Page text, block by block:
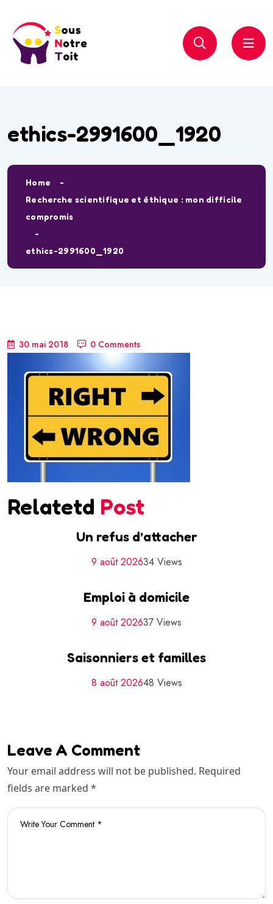
ethics-2991600_1920
Home
Recherche scientifique et éthique : mon difficile
compromis
ethics-2991600_1920
30 mai 2018 0 Comments
Relatetd Post
Un refus d’attacher
9 août 202634 Views
Emploi à domicile
9 août 202637 Views
Saisonniers et familles
8 août 202648 Views
Leave A Comment
Your email address will not be published. Required
fields are marked *